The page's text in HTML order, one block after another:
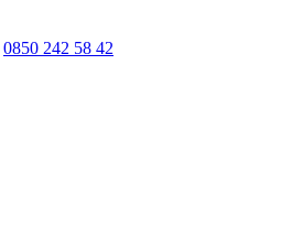
0850 242 58 42